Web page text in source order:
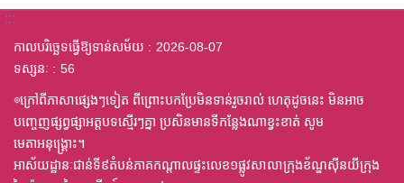
:::
កាលបរិច្ឆេទធ្វើឱ្យទាន់សម័យ
2026-08-07
ទស្សនៈ
56
◎ក្រៅពីភាសាផ្សេងៗទៀត ពីព្រោះបកប្រែមិនទាន់រួចរាល់ ហេតុដូចនេះ មិនអាច
បញ្ចេញផ្សព្វផ្សាអត្តបទស្មើរៗគ្នា ប្រសិនមានទីកន្លែងណាខ្វះខាត់ សូម
មេតាអនុង្គ្រោះ។
អាស័យដ្ឋានៈជាន់ទី៩តំបន់ភាគកណ្តាលផ្ទះលេខ១ផ្លូវសាលាក្រុងខ័ណ្ឌស៊ីនយីក្រុង